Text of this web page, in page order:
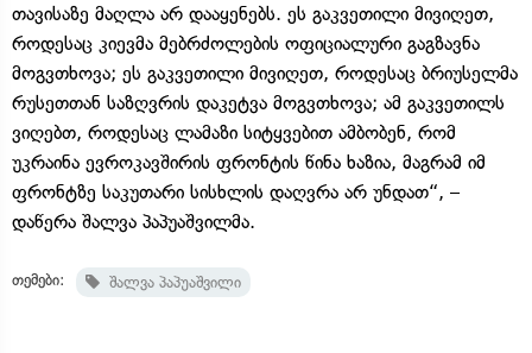
თავისაზე მაღლა არ დააყენებს. ეს გაკვეთილი მივიღეთ,
როდესაც კიევმა მებრძოლების ოფიციალური გაგზავნა
მოგვთხოვა; ეს გაკვეთილი მივიღეთ, როდესაც ბრიუსელმა
რუსეთთან საზღვრის დაკეტვა მოგვთხოვა; ამ გაკვეთილს
ვიღებთ, როდესაც ლამაზი სიტყვებით ამბობენ, რომ
უკრაინა ევროკავშირის ფრონტის წინა ხაზია, მაგრამ იმ
ფრონტზე საკუთარი სისხლის დაღვრა არ უნდათ“, –
დაწერა შალვა პაპუაშვილმა.
თემები: შალვა პაპუაშვილი